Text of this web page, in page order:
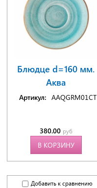
Блюдце d=160 мм.
Аква
Артикул: AAQGRM01CT
380.00 руб
В КОРЗИНУ
Добавить к сравнению